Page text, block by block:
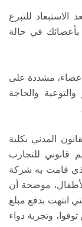
للتبرع
بأعضائك في حالة
مشددة على
والحاجة
المدني بكلية
للتجارب
قامت به شركة
موضحة أن
انتهت بدفع مبلغ
وتجربة دواء